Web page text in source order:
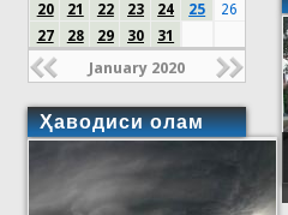
20
21 22 23 24 25
26
27
28 29 30 31
January 2020
Ҳаводиси олам